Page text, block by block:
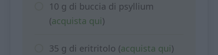
10 g di buccia di psyllium
(acquista qui)
35 g di eritritolo (acquista qui)